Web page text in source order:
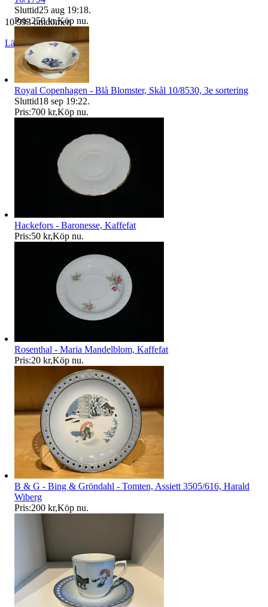
10 993 omdömen
Läs omdömen Följ
Sluttid25 aug 19:18.
Pris:250 kr,Köp nu.
Royal Copenhagen - Blå Blomster, Skål 10/8530, 3e sortering
Sluttid18 sep 19:22.
Pris:700 kr,Köp nu.
Hackefors - Baronesse, Kaffefat
Pris:50 kr,Köp nu.
Rosenthal - Maria Mandelblom, Kaffefat
Pris:20 kr,Köp nu.
B & G - Bing & Gröndahl - Tomten, Assiett 3505/616, Harald
Wiberg
Pris:200 kr,Köp nu.